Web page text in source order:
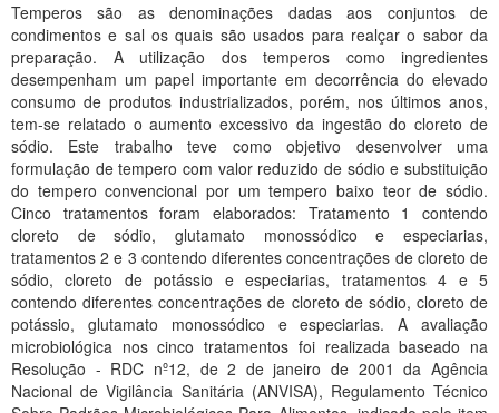
Ministério do Desenvolvimento Regional
Controladoria-Geral da União
Ministério da Mulher, da Família e dos Direitos Humanos
Secretaria-Geral
Secretaria de Governo
Gabinete de Segurança Institucional
Advocacia-Geral da União
Banco Central do Brasil
Planalto
Temperos são as denominações dadas aos conjuntos de
condimentos e sal os quais são usados para realçar o sabor da
preparação. A utilização dos temperos como ingredientes
desempenham um papel importante em decorrência do elevado
consumo de produtos industrializados, porém, nos últimos anos,
tem-se relatado o aumento excessivo da ingestão do cloreto de
sódio. Este trabalho teve como objetivo desenvolver uma
formulação de tempero com valor reduzido de sódio e substituição
do tempero convencional por um tempero baixo teor de sódio.
Cinco tratamentos foram elaborados: Tratamento 1 contendo
cloreto de sódio, glutamato monossódico e especiarias,
tratamentos 2 e 3 contendo diferentes concentrações de cloreto de
sódio, cloreto de potássio e especiarias, tratamentos 4 e 5
contendo diferentes concentrações de cloreto de sódio, cloreto de
potássio, glutamato monossódico e especiarias. A avaliação
microbiológica nos cinco tratamentos foi realizada baseado na
Resolução - RDC nº12, de 2 de janeiro de 2001 da Agência
Nacional de Vigilância Sanitária (ANVISA), Regulamento Técnico